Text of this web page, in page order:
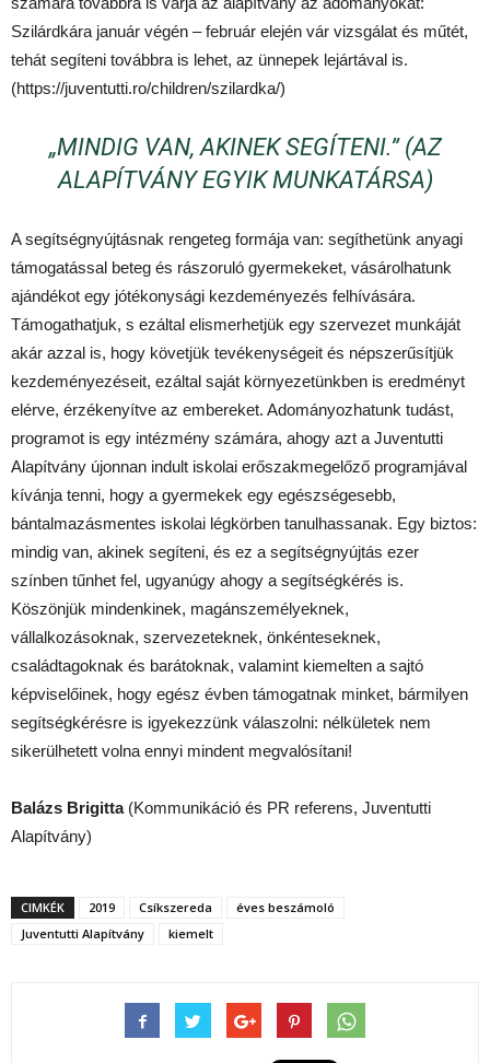
Szilárdkára január végén – február elején vár vizsgálat és műtét,
tehát segíteni továbbra is lehet, az ünnepek lejártával is.
(https://juventutti.ro/children/szilardka/)
„MINDIG VAN, AKINEK SEGÍTENI.” (AZ
ALAPÍTVÁNY EGYIK MUNKATÁRSA)
A segítségnyújtásnak rengeteg formája van: segíthetünk anyagi
támogatással beteg és rászoruló gyermekeket, vásárolhatunk
ajándékot egy jótékonysági kezdeményezés felhívására.
Támogathatjuk, s ezáltal elismerhetjük egy szervezet munkáját
akár azzal is, hogy követjük tevékenységeit és népszerűsítjük
kezdeményezéseit, ezáltal saját környezetünkben is eredményt
elérve, érzékenyítve az embereket. Adományozhatunk tudást,
programot is egy intézmény számára, ahogy azt a Juventutti
Alapítvány újonnan indult iskolai erőszakmegelőző programjával
kívánja tenni, hogy a gyermekek egy egészségesebb,
bántalmazásmentes iskolai légkörben tanulhassanak. Egy biztos:
mindig van, akinek segíteni, és ez a segítségnyújtás ezer
színben tűnhet fel, ugyanúgy ahogy a segítségkérés is.
Köszönjük mindenkinek, magánszemélyeknek,
vállalkozásoknak, szervezeteknek, önkénteseknek,
családtagoknak és barátoknak, valamint kiemelten a sajtó
képviselőinek, hogy egész évben támogatnak minket, bármilyen
segítségkérésre is igyekezzünk válaszolni: nélkületek nem
sikerülhetett volna ennyi mindent megvalósítani!
Balázs Brigitta(Kommunikáció és PR referens, Juventutti
Alapítvány)
CIMKÉK 2019 Csíkszereda
éves beszámoló
Juventutti Alapítvány
kiemelt